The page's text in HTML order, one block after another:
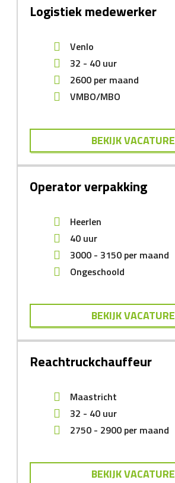
Logistiek medewerker
Venlo
32 - 40 uur
2600 per maand
VMBO/MBO
BEKIJK VACATURE
Operator verpakking
Heerlen
40 uur
3000 - 3150 per maand
Ongeschoold
BEKIJK VACATURE
Reachtruckchauffeur
Maastricht
32 - 40 uur
2750 - 2900 per maand
BEKIJK VACATURE